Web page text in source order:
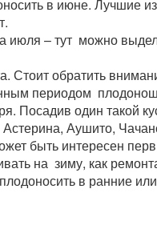
в июне. Лучшие
июля – тут можно
Стоит обратить
периодом
Посадив один такой
Астерина, Аушито,
быть интересен
на зиму, как
в ранние